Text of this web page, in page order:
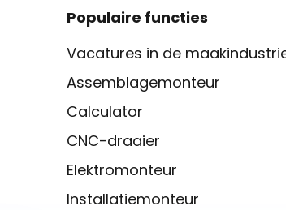
Populaire functies
Vacatures in de
Assemblagemonteur
Calculator
CNC-draaier
Elektromonteur
Installatiemonteur